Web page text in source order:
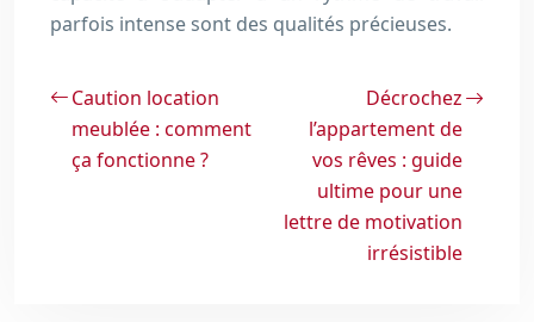
parfois intense sont des qualités précieuses.
Caution location
meublée : comment
ça fonctionne ?
Décrochez
l’appartement de
vos rêves : guide
ultime pour une
lettre de motivation
irrésistible